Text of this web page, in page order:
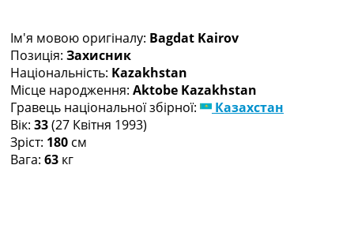
Ще Турніри >>>
Таблиці
Чемпіонат Світу. Турнирні таблиці
Таблиця УПЛ
Перша Ліга
Таблиця АПЛ
Таблиця Ла Ліги
Таблиця Ліги Чемпіонів
Ім'я мовою оригіналу: Bagdat Kairov
Позиція: Захисник
Національність: Kazakhstan
Місце народження: Aktobe Kazakhstan
Гравець національної збірної:
Казахстан
Вік: 33(27 Квітня 1993)
Зріст: 180 см
Вага: 63 кг